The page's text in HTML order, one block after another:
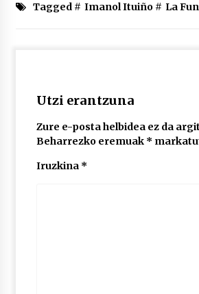
2026/07/03
Tagged # Imanol Ituiño# La
Utzi erantzuna
Zure e-posta helbidea ez da
Beharrezko eremuak *
Iruzkina *